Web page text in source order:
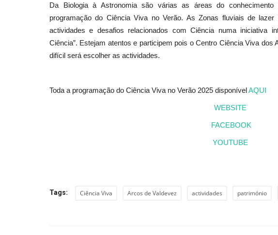
Da Biologia à Astronomia são várias as áreas do
programação do Ciência Viva no Verão. As Zonas fluviais de
actividades e desafios relacionados com Ciência numa iniciativa
Ciência”. Estejam atentos e participem pois o Centro Ciência Viva
difícil será escolher as actividades.
Toda a programação do Ciência Viva no Verão 2025 disponívelAQUI
WEBSITE
FACEBOOK
YOUTUBE
Tags: Ciência Viva Arcos de Valdevez actividades património